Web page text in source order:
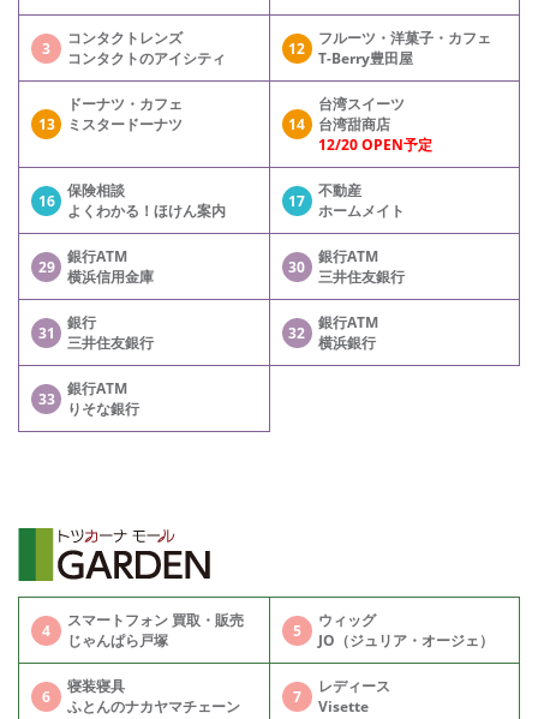
3
コンタクトレンズ
コンタクトのアイシティ
12
フルーツ・洋菓子・カフェ
T-Berry豊田屋
13
ドーナツ・カフェ
ミスタードーナツ
14
台湾スイーツ
台湾甜商店
12/20 OPEN予定
16
保険相談
よくわかる！ほけん案内
17
不動産
ホームメイト
29
銀行ATM
横浜信用金庫
30
銀行ATM
三井住友銀行
31
銀行
三井住友銀行
32
銀行ATM
横浜銀行
33
銀行ATM
りそな銀行
4
スマートフォン 買取・販売
じゃんぱら戸塚
5
ウィッグ
JO（ジュリア・オージェ）
6
寝装寝具
ふとんのナカヤマチェーン
7
レディース
Visette